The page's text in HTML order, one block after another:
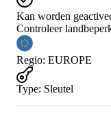
Kan worden
Controleer
Regio: EUROPE
Type: Sleutel